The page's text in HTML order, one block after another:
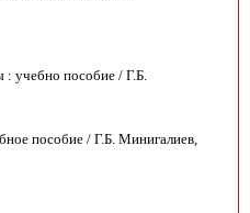
: учебно пособие / Г.Б.
пособие / Г.Б. Минигалиев,